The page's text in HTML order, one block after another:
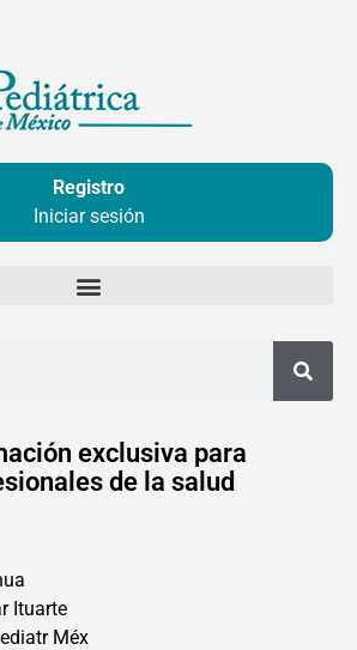
Registro
Iniciar sesión
exclusiva para
de la salud
Ituarte
Méx